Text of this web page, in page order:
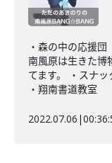
・森の中の応援
南風原は生きた博
てます。 ・スナ
・翔南書道教室
2022.07.06 |